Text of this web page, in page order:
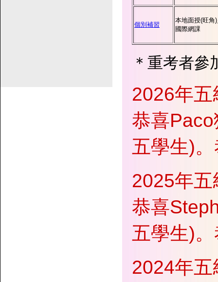
個別補習
本地面授(旺角
國際網課
＊重考者參
2026年
恭喜
五學生)
2025年
恭喜
五學生)
2024年